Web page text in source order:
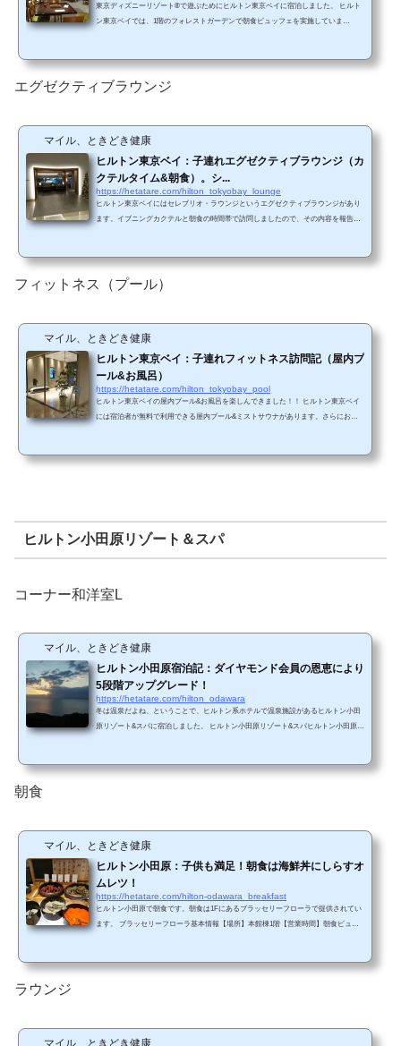
東京ディズニーリゾート®で遊ぶためにヒルトン東京ベイに宿泊しました。 ヒルト
ン東京ベイでは、1階のフォレストガーデンで朝食ビュッフェを実施していま
9-12歳 2,200円（税サ別。サービス料は13%）。税サ込みだと、大人は約3,660円にな
ります。4歳から有料になる点に注意です。ヒルトンゴールド会員/ダイヤモンド会
エグゼクティブラウンジ
マイル、ときどき健康
ヒルトン東京ベイ：子連れエグゼクティブラウンジ（カ
クテルタイム&朝食）。シ...
https://hetatare.com/hilton_tokyobay_lounge
ヒルトン東京ベイにはセレブリオ・ラウンジというエグゼクティブラウンジがあり
ます。イブニングカクテルと朝食の時間帯で訪問しましたので、その内容を報告し
時間帯以外 セレブリオ セレクトまたはセレブリオ スイート宿泊者、または、ヒル
トン・オナーズ ダイアモンド会員は無料で利用できます。 ヒルトン東京ベイでは
フィットネス（プール）
マイル、ときどき健康
ヒルトン東京ベイ：子連れフィットネス訪問記（屋内プ
ール&お風呂）
https://hetatare.com/hilton_tokyobay_pool
ヒルトン東京ベイの屋内プール&お風呂を楽しんできました！！ ヒルトン東京ベイ
には宿泊者が無料で利用できる屋内プール&ミストサウナがあります。さらにお風
ちら 2021年8月に滞在したときは、人数制限のために（2時間から3時間待ちと言わ
ヒルトン小田原リゾート＆スパ
コーナー和洋室L
マイル、ときどき健康
ヒルトン小田原宿泊記：ダイヤモンド会員の恩恵により
5段階アップグレード！
https://hetatare.com/hilton_odawara
冬は温泉だよね、ということで、ヒルトン系ホテルで温泉施設があるヒルトン小田
原リゾート&スパに宿泊しました。 ヒルトン小田原リゾート&スパヒルトン小田原リ
ョンです。また、小田原駅、根府川駅からは無料シャトルバスを運行しておりま
朝食
マイル、ときどき健康
ヒルトン小田原：子供も満足！朝食は海鮮丼にしらすオ
ムレツ！
https://hetatare.com/hilton-odawara_breakfast
ヒルトン小田原で朝食です。朝食は1Fにあるブラッセリーフローラで提供されてい
ます。 ブラッセリーフローラ基本情報【場所】本館棟1階【営業時間】朝食ビュッ
べてみましたが、公式情報は発見できませんでした） ヒルトンオナーズのゴールド
ラウンジ
マイル、ときどき健康